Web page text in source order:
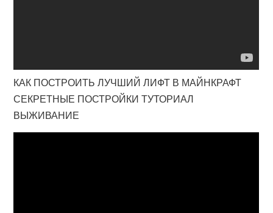
КАК ПОСТРОИТЬ ЛУЧШИЙ ЛИФТ В МАЙНКРАФТ
СЕКРЕТНЫЕ ПОСТРОЙКИ ТУТОРИАЛ
ВЫЖИВАНИЕ